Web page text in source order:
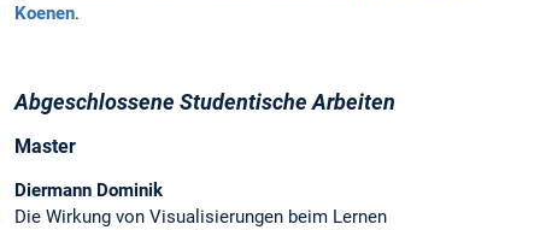
Koenen.
Abgeschlossene Studentische Arbeiten
Master
Diermann Dominik
Die Wirkung von Visualisierungen beim Lernen